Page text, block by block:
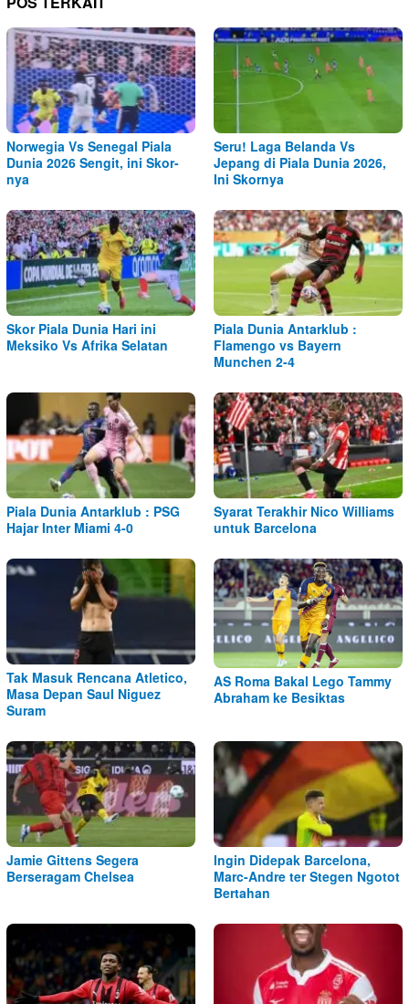
Norwegia Vs Senegal Piala
Dunia 2026 Sengit, ini Skor-
nya
Seru! Laga Belanda Vs
Jepang di Piala Dunia 2026,
Ini Skornya
Skor Piala Dunia Hari ini
Meksiko Vs Afrika Selatan
Piala Dunia Antarklub :
Flamengo vs Bayern
Munchen 2-4
Piala Dunia Antarklub : PSG
Hajar Inter Miami 4-0
Syarat Terakhir Nico Williams
untuk Barcelona
Tak Masuk Rencana Atletico,
Masa Depan Saul Niguez
Suram
AS Roma Bakal Lego Tammy
Abraham ke Besiktas
Jamie Gittens Segera
Berseragam Chelsea
Ingin Didepak Barcelona,
Marc-Andre ter Stegen Ngotot
Bertahan